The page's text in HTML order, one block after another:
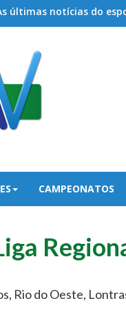
As últimas notícias do
CAMPEONATOS
Rio do Oeste,